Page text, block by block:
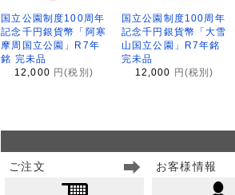
国立公園制度100周年
記念千円銀貨幣「阿寒
摩周国立公園」R7年
銘 完未品
12,000 円(税別)
国立公園制度100周年
記念千円銀貨幣「大雪
山国立公園」R7年銘
完未品
12,000
円(税別)
ご注文
お客様情報